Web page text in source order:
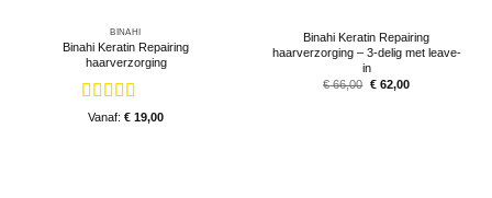
BINAHI
Binahi Keratin Repairing
haarverzorging
Gewaardeerd
Vanaf: € 19,00
Binahi Keratin Repairing
haarverzorging – 3-delig met leave-
in
€66,00 Oorspronkelijke
€62,00Huidige